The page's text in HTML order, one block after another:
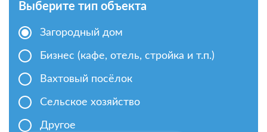
Выберите тип объекта
Загородный дом
Бизнес (кафе, отель, стройка и т.п.)
Вахтовый посёлок
Сельское хозяйство
Другое